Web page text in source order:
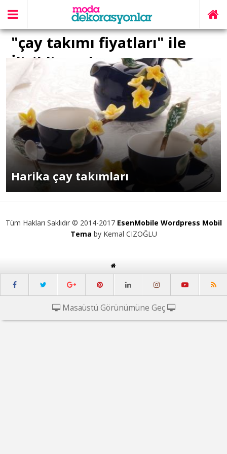
"çay takımı fiyatları" ile
İlişikli yazılar
Harika çay takımları
Tüm Hakları Saklıdır © 2014-2017 EsenMobile Wordpress Mobil
Tema by Kemal CIZOĞLU
Masaüstü Görünümüne Geç